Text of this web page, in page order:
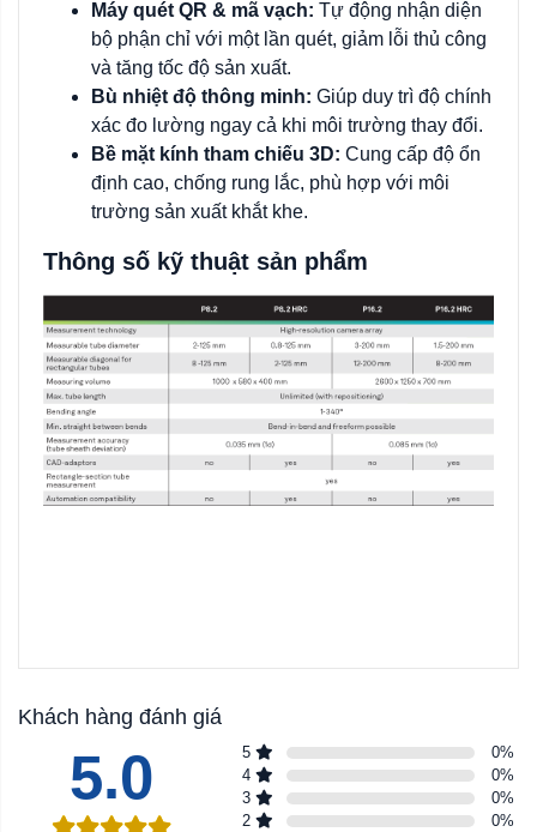
Máy quét QR & mã vạch: Tự động nhận diện
bộ phận chỉ với một lần quét, giảm lỗi thủ công
và tăng tốc độ sản xuất.
Bù nhiệt độ thông minh: Giúp duy trì độ chính
xác đo lường ngay cả khi môi trường thay đổi.
Bề mặt kính tham chiếu 3D: Cung cấp độ ổn
định cao, chống rung lắc, phù hợp với môi
trường sản xuất khắt khe.
Thông số kỹ thuật sản phẩm
Khách hàng đánh giá
5.0 5 0%
4
0%
3
0%
2
0%